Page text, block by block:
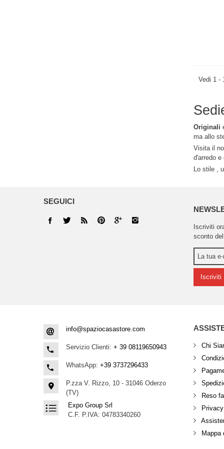
Vedi 1 -
Originali
ma allo
Visita il
d'arredo
Lo stile ,
SEGUICI
Iscriviti
sconto
Iscriviti
info@spaziocasastore.com
Servizio Clienti: + 39 08119650943
WhatsApp: +39 3737296433
P.zza V. Rizzo, 10 - 31046 Oderzo
(TV)
Expo Group Srl
C.F. P.IVA: 04783340260
Chi
Reso
Mappa